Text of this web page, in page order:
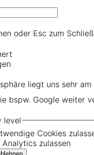
oder Esc zum
liegt uns sehr
bspw. Google weiter
level
Cookies
Analytics zulassen